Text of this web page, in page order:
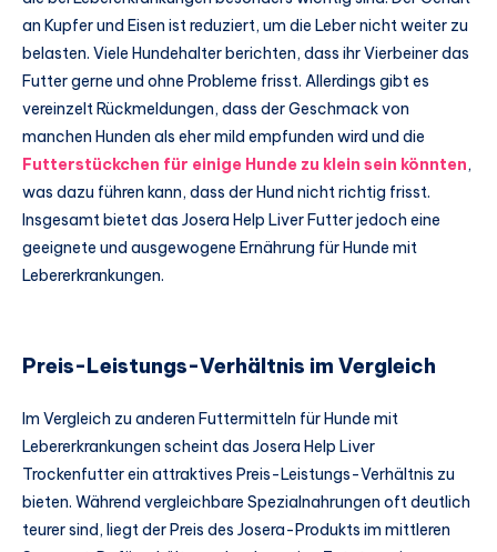
an Kupfer und Eisen ist reduziert, um die Leber nicht weiter zu
belasten. Viele Hundehalter berichten, dass ihr Vierbeiner das
Futter gerne und ohne Probleme frisst. Allerdings gibt es
vereinzelt Rückmeldungen, dass der Geschmack von
manchen Hunden als eher mild empfunden wird und die
Futterstückchen für einige Hunde zu klein sein könnten,
was dazu führen kann, dass der Hund nicht richtig frisst.
Insgesamt bietet das Josera Help Liver Futter jedoch eine
geeignete und ausgewogene Ernährung für Hunde mit
Lebererkrankungen.
Preis-Leistungs-Verhältnis im Vergleich
Im Vergleich zu anderen Futtermitteln für Hunde mit
Lebererkrankungen scheint das Josera Help Liver
Trockenfutter ein attraktives Preis-Leistungs-Verhältnis zu
bieten. Während vergleichbare Spezialnahrungen oft deutlich
teurer sind, liegt der Preis des Josera-Produkts im mittleren